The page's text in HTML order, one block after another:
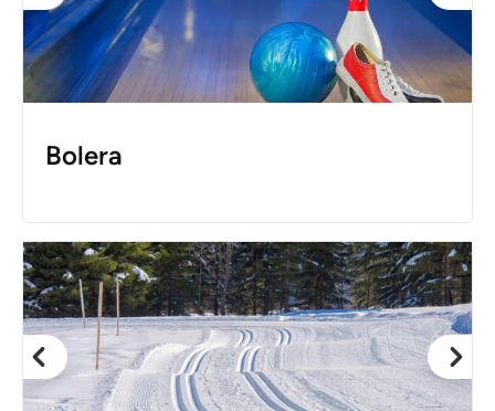
Bolera